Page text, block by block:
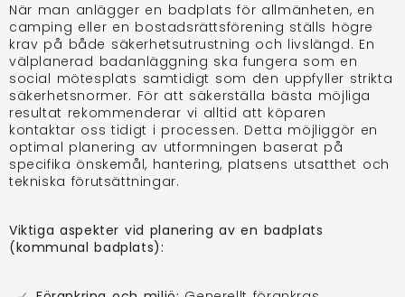
När man anlägger en badplats för allmänheten, en
camping eller en bostadsrättsförening ställs högre
krav på både säkerhetsutrustning och livslängd. En
välplanerad badanläggning ska fungera som en
social mötesplats samtidigt som den uppfyller strikta
säkerhetsnormer. För att säkerställa bästa möjliga
resultat rekommenderar vi alltid att köparen
kontaktar oss tidigt i processen. Detta möjliggör en
optimal planering av utformningen baserat på
specifika önskemål, hantering, platsens utsatthet och
tekniska förutsättningar.
Viktiga aspekter vid planering av en badplats
(kommunal badplats):